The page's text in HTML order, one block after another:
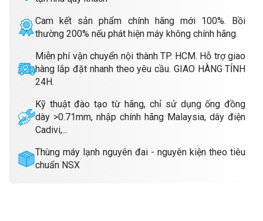
Cam kết sản phẩm chính hãng mới 100%. Bồi
thường 200% nếu phát hiện máy không chính hãng.
Miễn phí vận chuyển nội thành TP. HCM. Hỗ trợ giao
hàng lắp đặt nhanh theo yêu cầu. GIAO HÀNG TỈNH
24H.
Kỹ thuật đào tạo từ hãng, chỉ sử dụng ống đồng
dày >0.71mm, nhập chính hãng Malaysia, dây điện
Cadivi,...
Thùng máy lạnh nguyên đai - nguyên kiện theo tiêu
chuẩn NSX